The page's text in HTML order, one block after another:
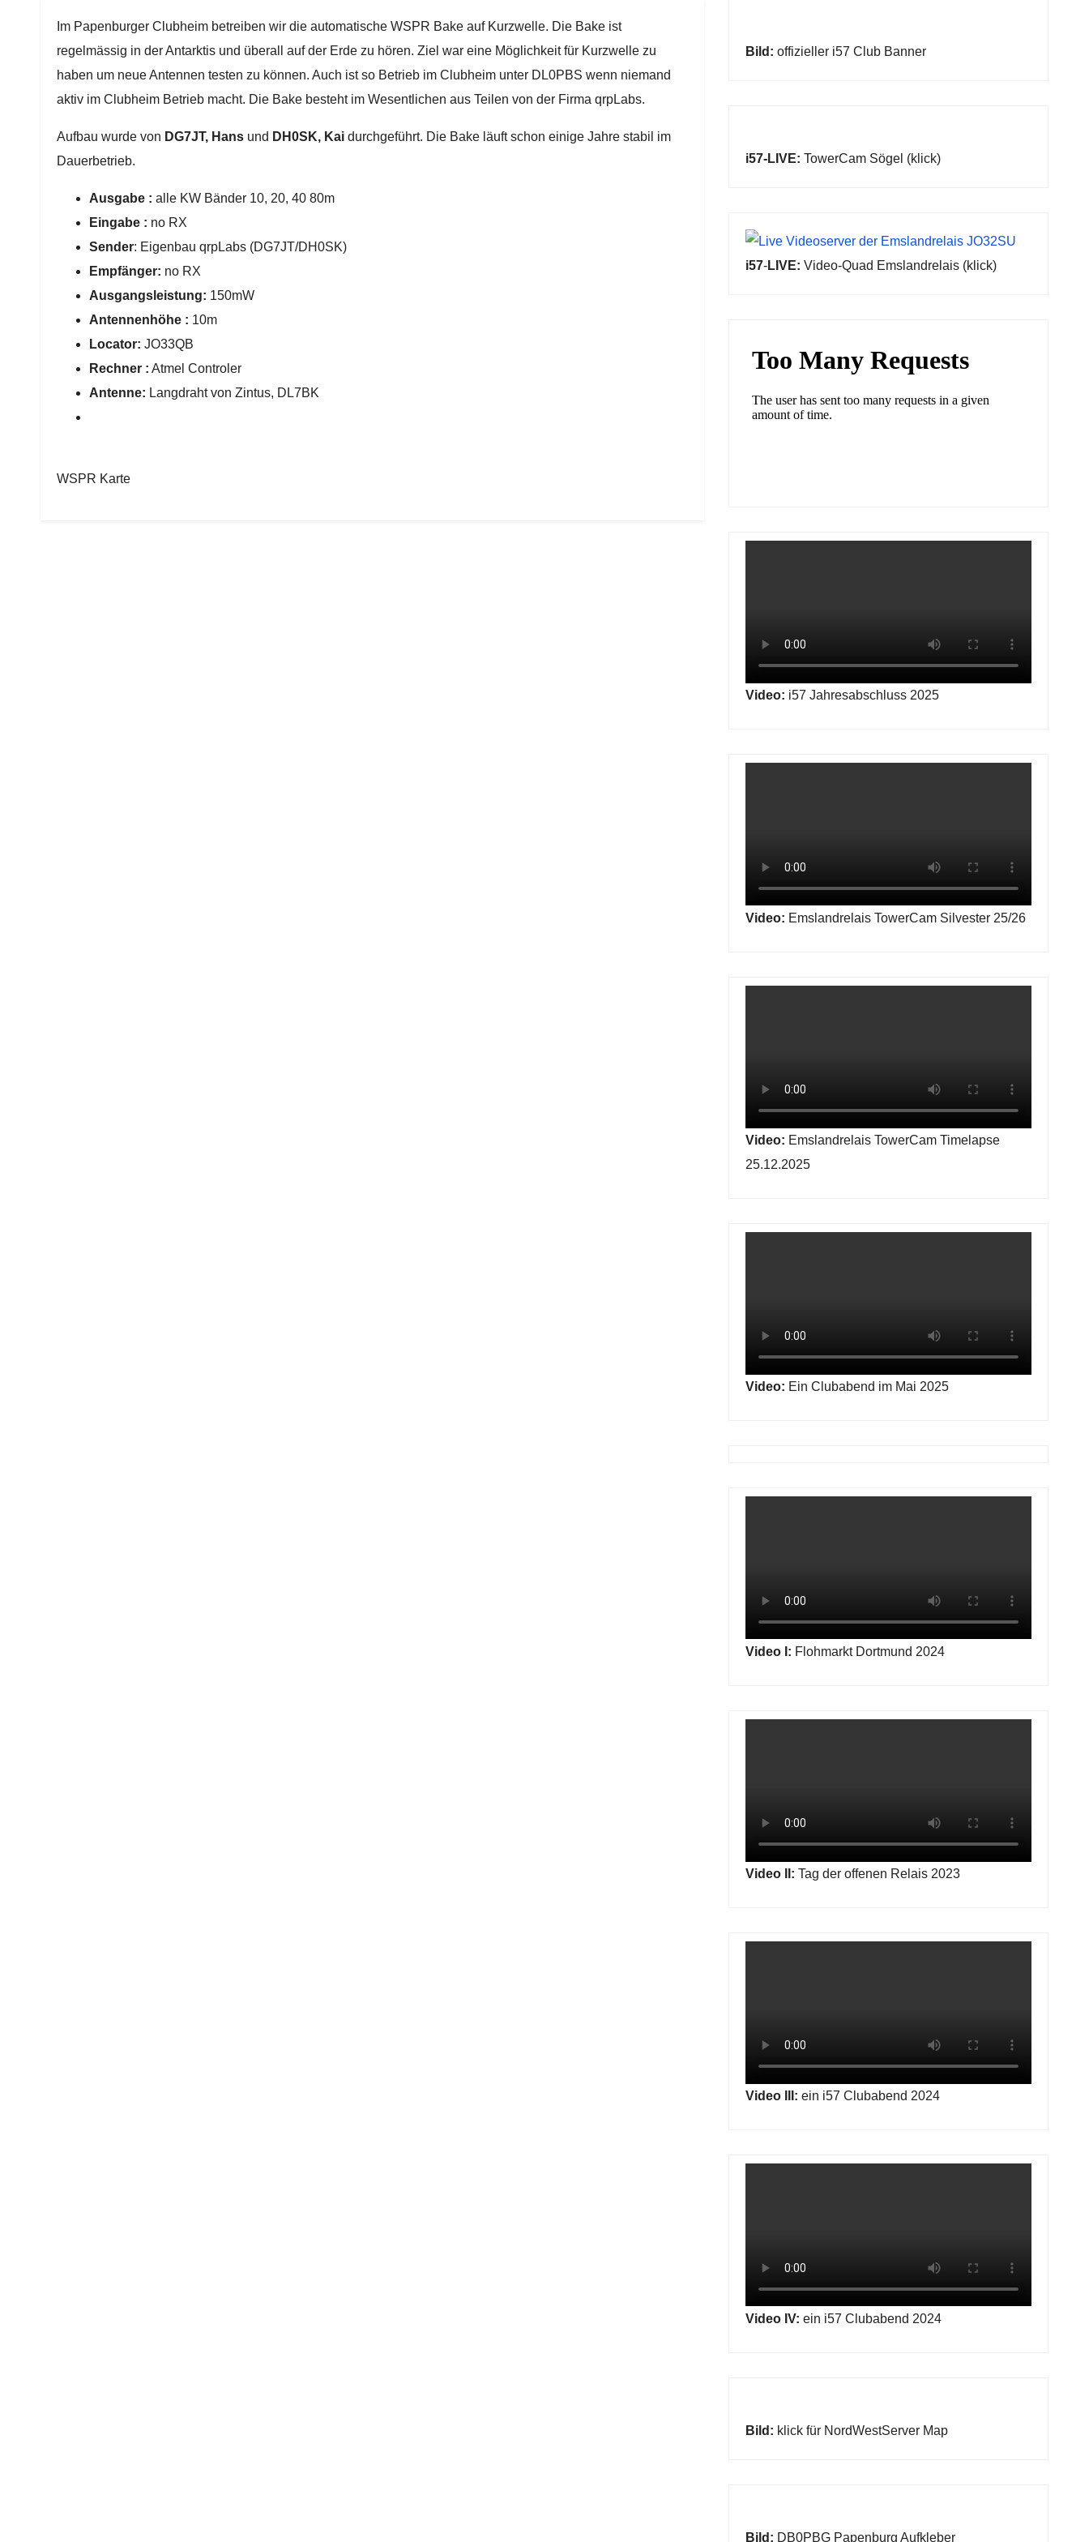
Im Papenburger Clubheim betreiben wir die automatische WSPR Bake auf Kurzwelle. Die Bake ist
regelmässig in der Antarktis und überall auf der Erde zu hören. Ziel war eine Möglichkeit für Kurzwelle zu
haben um neue Antennen testen zu können. Auch ist so Betrieb im Clubheim unter DL0PBS wenn niemand
aktiv im Clubheim Betrieb macht. Die Bake besteht im Wesentlichen aus Teilen von der Firma qrpLabs.
Aufbau wurde von DG7JT, Hans und DH0SK, Kai durchgeführt. Die Bake läuft schon einige Jahre stabil im
Dauerbetrieb.
Ausgabe : alle KW Bänder 10, 20, 40 80m
Eingabe : no RX
Sender: Eigenbau qrpLabs (DG7JT/DH0SK)
Empfänger: no RX
Ausgangsleistung: 150mW
Antennenhöhe : 10m
Locator: JO33QB
Rechner : Atmel Controler
Antenne: Langdraht von Zintus, DL7BK
WSPR Karte
Bild:offizieller i57 Club Banner
i57-LIVE:TowerCam Sögel (klick)
i57-LIVE: Video-Quad Emslandrelais (klick)
Video: i57 Jahresabschluss 2025
Video: Emslandrelais TowerCam Silvester 25/26
Video: Emslandrelais TowerCam Timelapse
25.12.2025
Video: Ein Clubabend im Mai 2025
Video I: Flohmarkt Dortmund 2024
Video II: Tag der offenen Relais 2023
Video III: ein i57 Clubabend 2024
Video IV: ein i57 Clubabend 2024
Bild: klick für NordWestServer Map
Bild: DB0PBG Papenburg Aufkleber